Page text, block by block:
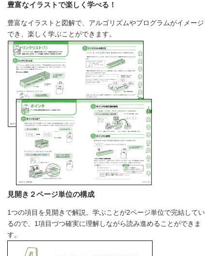
豊富なイラストで楽しく学べる！
豊富なイラストと図解で、アルゴリズムやプログラムがイメージ
でき、楽しく学ぶことができます。
見開き２ページ単位の構成
1つの項目を見開きで解説。学ぶことが2ページ単位で完結してい
るので、1項目づつ確実に理解しながら読み進めることができま
す。